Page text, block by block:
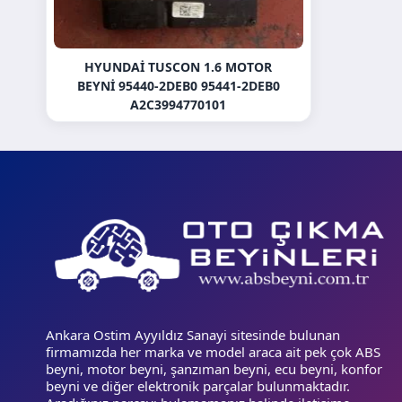
HYUNDAI TUSCON 1.6 MOTOR
BEYNI 95440-2DEB0 95441-2DEB0
A2C3994770101
Ankara Ostim Ayyıldız Sanayi sitesinde bulunan
firmamızda her marka ve model araca ait pek çok ABS
beyni, motor beyni, şanzıman beyni, ecu beyni, konfor
beyni ve diğer elektronik parçalar bulunmaktadır.